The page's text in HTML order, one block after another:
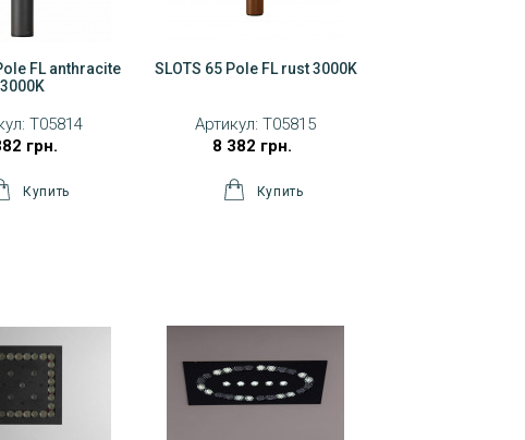
FL anthracite
3000K
T05814
грн.
SLOTS 65 Pole FL rust 3000K
Артикул:T05815
8 382 грн.